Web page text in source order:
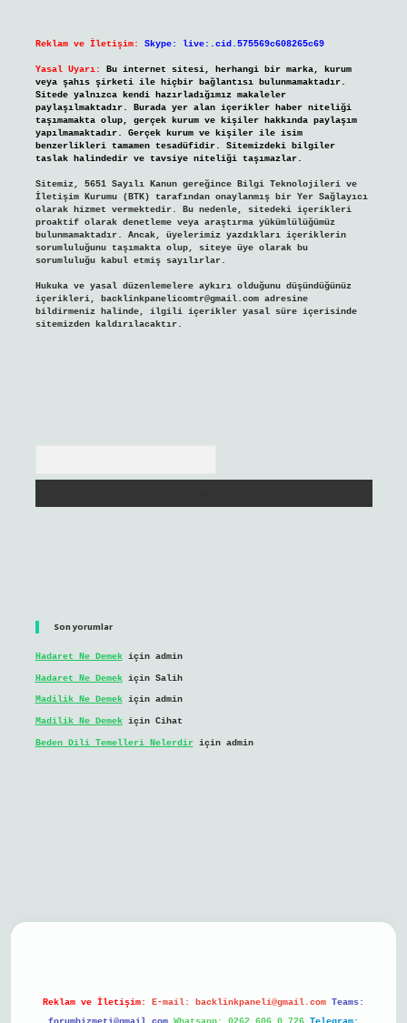
Reklam ve İletişim: Skype: live:.cid.575569c608265c69
Yasal Uyarı:
Bu internet sitesi, herhangi bir marka, kurum
veya şahıs şirketi ile hiçbir bağlantısı bulunmamaktadır.
Sitede yalnızca kendi hazırladığımız makaleler
paylaşılmaktadır. Burada yer alan içerikler haber niteliği
taşımamakta olup, gerçek kurum ve kişiler hakkında paylaşım
yapılmamaktadır. Gerçek kurum ve kişiler ile isim
benzerlikleri tamamen tesadüfidir. Sitemizdeki bilgiler
taslak halindedir ve tavsiye niteliği taşımazlar.
Sitemiz, 5651 Sayılı Kanun gereğince Bilgi Teknolojileri ve
İletişim Kurumu (BTK) tarafından onaylanmış bir Yer Sağlayıcı
olarak hizmet vermektedir. Bu nedenle, sitedeki içerikleri
proaktif olarak denetleme veya araştırma yükümlülüğümüz
bulunmamaktadır. Ancak, üyelerimiz yazdıkları içeriklerin
sorumluluğunu taşımakta olup, siteye üye olarak bu
sorumluluğu kabul etmiş sayılırlar.
Hukuka ve yasal düzenlemelere aykırı olduğunu düşündüğünüz
içerikleri, backlinkpanelicomtr@gmail.comadresine
bildirmeniz halinde, ilgili içerikler yasal süre içerisinde
sitemizden kaldırılacaktır.
Son yorumlar
Hadaret Ne Demekiçin admin
Hadaret Ne Demekiçin Salih
Madilik Ne Demekiçin admin
Madilik Ne Demekiçin Cihat
Beden Dili Temelleri Nelerdiriçin admin
Reklam ve İletişim: E-mail: backlinkpaneli@gmail.com Teams: